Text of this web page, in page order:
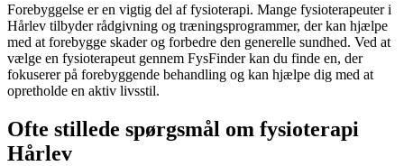
Forebyggelse er en vigtig del affysioterapi. Mange fysioterapeuter i
Hårlev tilbyder rådgivning og træningsprogrammer, der kan hjælpe
med at forebygge skader og forbedre den generelle sundhed. Ved at
vælge en fysioterapeut gennem FysFinder kan du finde en, der
fokuserer på forebyggende behandling og kan hjælpe dig med at
opretholde en aktiv livsstil.
Ofte stillede spørgsmål om fysioterapi
Hårlev